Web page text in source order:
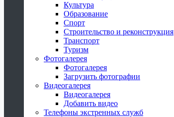
Культура
Образование
Спорт
Строительство и реконструкция
Транспорт
Туризм
Фотогалерея
Фотогалерея
Загрузить фотографии
Видеогалерея
Видеогалерея
Добавить видео
Телефоны экстренных служб